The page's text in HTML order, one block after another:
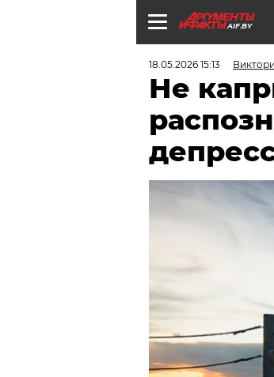
AIF.BY
18.05.2026 15:13
Не